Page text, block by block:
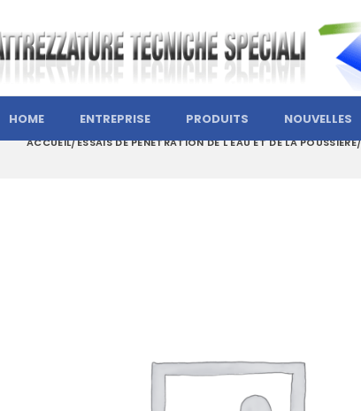
HOME ENTREPRISE PRODUITS NOUVELLES
ACCUEIL ESSAIS DE PÉNÉTRATION DE L'EAU ET DE LA POUSSIÈRE